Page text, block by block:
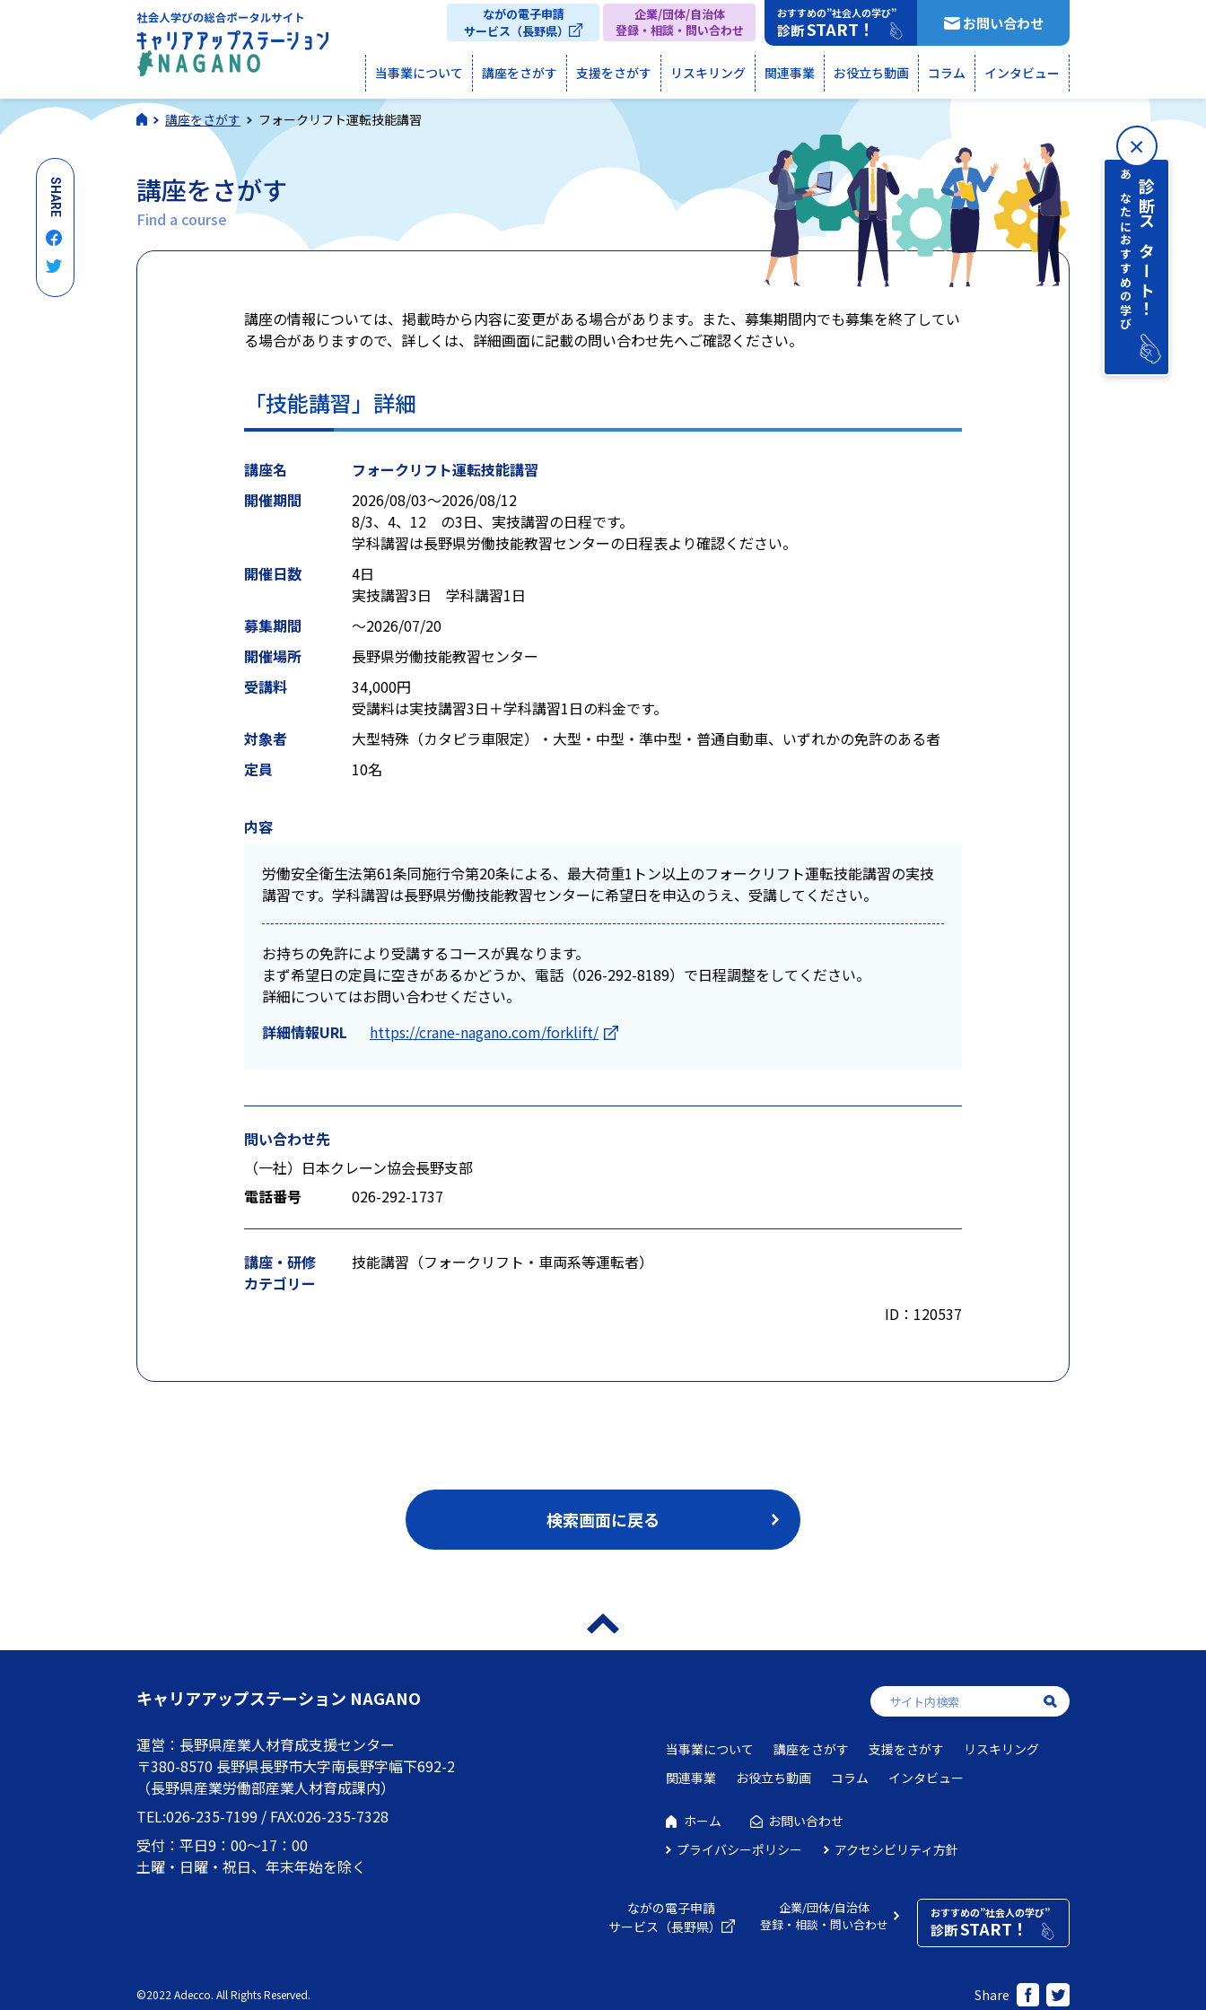
当事業について 講座をさがす 支援をさがす リスキリング 関連事業 お役立ち動画 コラム インタビュー
おすすめの”社会人の学び”
診断START！
企業/団体/自治体
登録・相談・問い合わせ
ながの電子申請
サービス（長野県）
お問い合わせ
講座をさがす フォークリフト運転技能講習
講座をさがす
Find a course
講座の情報については、掲載時から内容に変更がある場合があります。また、募集期間内でも募集を終了してい
る場合がありますので、詳しくは、詳細画面に記載の問い合わせ先へご確認ください。
「技能講習」詳細
講座名
フォークリフト運転技能講習
開催期間
2026/08/03〜2026/08/12
8/3、4、12 の3日、実技講習の日程です。
学科講習は長野県労働技能教習センターの日程表より確認ください。
開催日数
4日
実技講習3日 学科講習1日
募集期間
〜2026/07/20
開催場所
長野県労働技能教習センター
受講料
34,000円
受講料は実技講習3日＋学科講習1日の料金です。
対象者
大型特殊（カタピラ車限定）・大型・中型・準中型・普通自動車、いずれかの免許のある者
定員
10名
内容
労働安全衛生法第61条同施行令第20条による、最大荷重1トン以上のフォークリフト運転技能講習の実技
講習です。学科講習は長野県労働技能教習センターに希望日を申込のうえ、受講してください。
お持ちの免許により受講するコースが異なります。
まず希望日の定員に空きがあるかどうか、電話（026-292-8189）で日程調整をしてください。
詳細についてはお問い合わせください。
詳細情報URL
https://crane-nagano.com/forklift/
問い合わせ先
（一社）日本クレーン協会長野支部
電話番号
026-292-1737
講座・研修
カテゴリー
技能講習（フォークリフト・車両系等運転者）
ID：120537
検索画面に戻る
キャリアアップステーション NAGANO
運営：長野県産業人材育成支援センター
〒380-8570 長野県長野市大字南長野字幅下692-2
（長野県産業労働部産業人材育成課内）
TEL:026-235-7199 / FAX:026-235-7328
受付：平日9：00～17：00
土曜・日曜・祝日、年末年始を除く
当事業について 講座をさがす 支援をさがす
リスキリング
関連事業
お役立ち動画 コラム インタビュー
ホーム
お問い合わせ
プライバシーポリシー
アクセシビリティ方針
ながの電子申請
サービス（長野県）
企業/団体/自治体
登録・相談・問い合わせ
おすすめの”社会人の学び”
診断START！
Share
©2022 Adecco. All Rights Reserved.
SHARE あなたにおすすめの学び診断 スタート！